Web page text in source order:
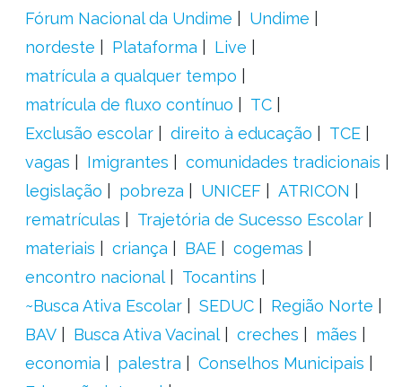
Fórum Nacional da Undime
Undime
nordeste
Plataforma
Live
matrícula a qualquer tempo
matrícula de fluxo contínuo
TC
Exclusão escolar
direito à educação
TCE
vagas
Imigrantes
comunidades tradicionais
legislação
pobreza UNICEF
ATRICON
rematrículas
Trajetória de Sucesso Escolar
materiais
criança BAE
cogemas
encontro nacional
Tocantins
~Busca Ativa Escolar
SEDUC
Região Norte
BAV
Busca Ativa Vacinal creches
mães
economia
palestra
Conselhos Municipais